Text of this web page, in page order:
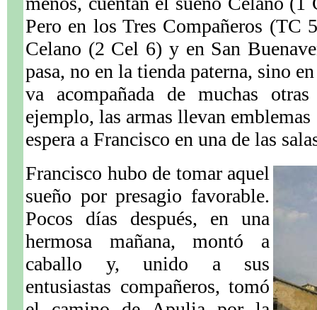
Pero en los Tres Compañeros (TC
Celano (2 Cel 6) y en San
pasa, no en la tienda paterna, sino
va acompañada de muchas
ejemplo, las armas llevan
espera a Francisco en una de las
Francisco hubo de tomar aquel
sueño por presagio favorable.
Pocos días después, en una
hermosa mañana, montó a
caballo y, unido a sus
entusiastas compañeros, tomó